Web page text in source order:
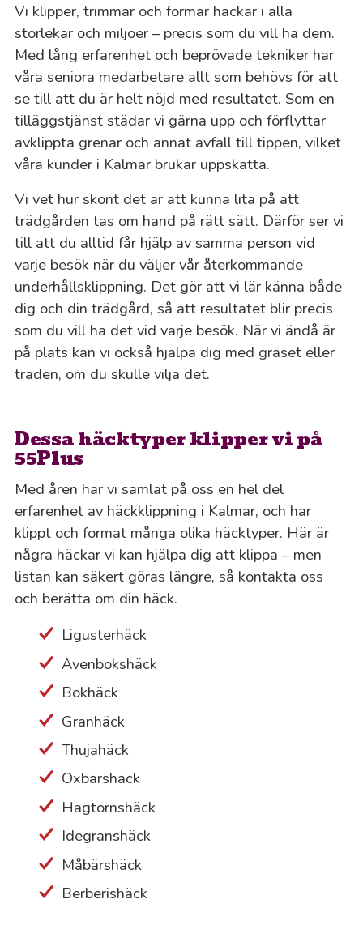
Vi klipper, trimmar och formar häckar i alla
storlekar och miljöer – precis som du vill ha dem.
Med lång erfarenhet och beprövade tekniker har
våra seniora medarbetare allt som behövs för att
se till att du är helt nöjd med resultatet. Som en
tilläggstjänst städar vi gärna upp och förflyttar
avklippta grenar och annat avfall till tippen, vilket
våra kunder i Kalmar brukar uppskatta.
Vi vet hur skönt det är att kunna lita på att
trädgården tas om hand på rätt sätt. Därför ser vi
till att du alltid får hjälp av samma person vid
varje besök när du väljer vår återkommande
underhållsklippning. Det gör att vi lär känna både
dig och din trädgård, så att resultatet blir precis
som du vill ha det vid varje besök. När vi ändå är
på plats kan vi också hjälpa dig med gräset eller
träden, om du skulle vilja det.
Dessa häcktyper klipper vi på
55Plus
Med åren har vi samlat på oss en hel del
erfarenhet av häckklippning i Kalmar, och har
klippt och format många olika häcktyper. Här är
några häckar vi kan hjälpa dig att klippa – men
listan kan säkert göras längre, så kontakta oss
och berätta om din häck.
Ligusterhäck
Avenbokshäck
Bokhäck
Granhäck
Thujahäck
Oxbärshäck
Hagtornshäck
Idegranshäck
Måbärshäck
Berberishäck